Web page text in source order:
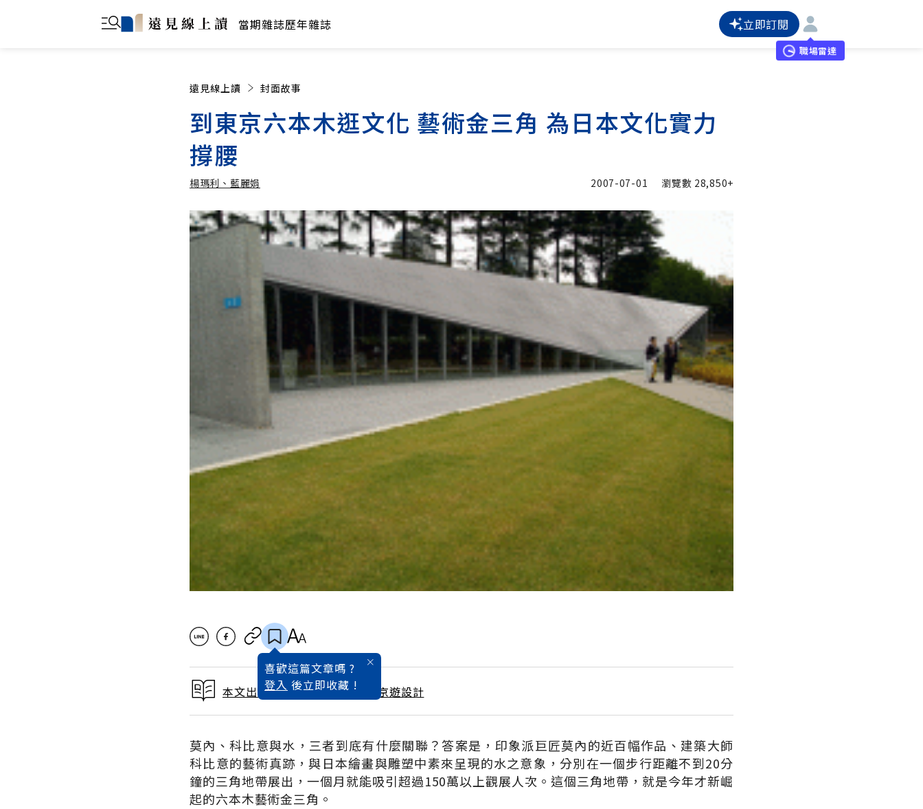
當期雜誌歷年雜誌 立即訂閱
職場雷達
遠見線上讀 封面故事
到東京六本木逛文化 藝術金三角 為日本文化實力
撐腰
楊瑪利、藍麗娟
楊瑪利、藍麗娟 加入追蹤
2007-07-01 瀏覽數 28,850+
喜歡這篇文章嗎 ?
登入 後立即收藏 !
本文出自 2007 / 7月號雜誌 東京遊設計
莫內、科比意與水，三者到底有什麼關聯？答案是，印象派巨匠莫內的近百幅作品、建築大師
科比意的藝術真跡，與日本繪畫與雕塑中素來呈現的水之意象，分別在一個步行距離不到20分
鐘的三角地帶展出，一個月就能吸引超過150萬以上觀展人次。這個三角地帶，就是今年才新崛
起的六本木藝術金三角。